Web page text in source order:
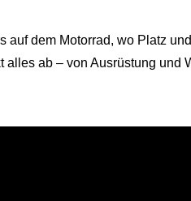
dem Motorrad, wo Platz
alles ab – von Ausrüstung und